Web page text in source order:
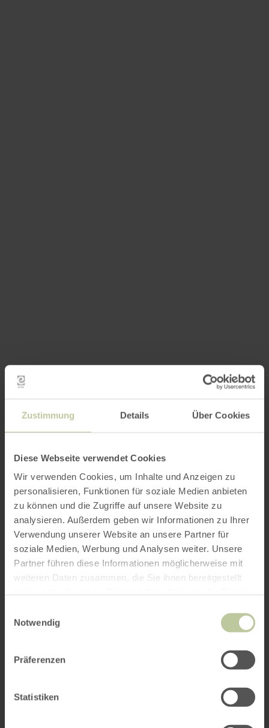
Zustimmung Details Über Cookies
Diese Webseite verwendet Cookies
Wir verwenden Cookies, um Inhalte und Anzeigen zu
personalisieren, Funktionen für soziale Medien anbieten
zu können und die Zugriffe auf unsere Website zu
analysieren. Außerdem geben wir Informationen zu Ihrer
Verwendung unserer Website an unsere Partner für
soziale Medien, Werbung und Analysen weiter. Unsere
Partner führen diese Informationen möglicherweise mit
weiteren Daten zusammen, die Sie ihnen bereitgestellt
Notwendig
Präferenzen
Statistiken